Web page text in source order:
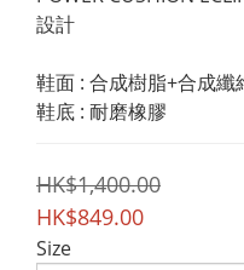
設計
鞋面 : 合成樹脂+合成纖
鞋底 : 耐磨橡膠
HK$1,400.00
HK$849.00
Size